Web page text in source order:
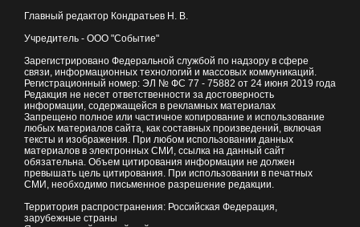
Главный редактор Кондратьев Н. В.
Учредитель - ООО "Событие"
Зарегистрировано Федеральной службой по надзору в сфере
связи, информационных технологий и массовых коммуникаций.
Регистрационный номер: ЭЛ № ФС 77 - 75882 от 24 июня 2019 года
Редакция не несет ответственности за достоверность
информации, содержащейся в рекламных материалах
Запрещено полное или частичное копирование и использование
любых материалов сайта, как составных произведений, включая
тексты и изображения. При любом использовании данных
материалов в электронных СМИ, ссылка на данный сайт
обязательна. Объем цитирования информации не должен
превышать цель цитирования. При использовании в печатных
СМИ, необходимо письменное разрешение редакции.
Территория распространения: Российская Федерация,
зарубежные страны